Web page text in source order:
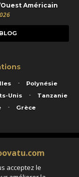
Américain
Polynésie
Unis
Tanzanie
Grèce
75017 Paris - S.A.S
- Code APE 7911Z
- Agrément IATA
acceptez le